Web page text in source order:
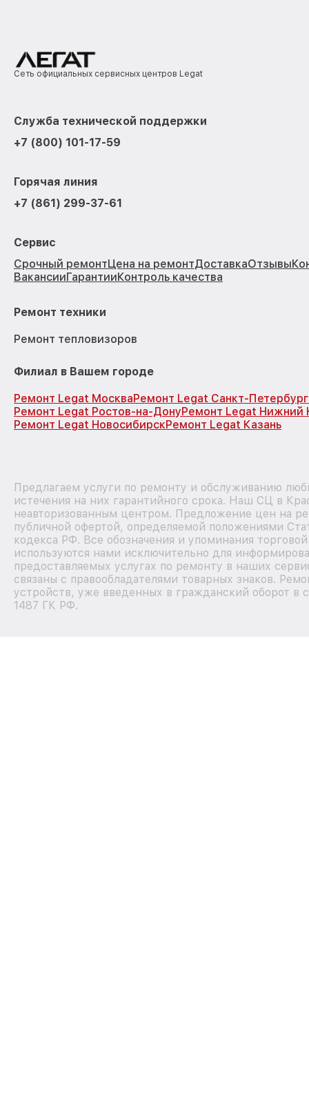
Сеть официальных сервисных центров Legat
Служба технической поддержки
+7 (800) 101-17-59
Горячая линия
+7 (861) 299-37-61
Сервис
Срочный ремонтЦена на ремонтДоставкаОтзывы
ВакансииГарантииКонтроль качества
Ремонт техники
Ремонт тепловизоров
Филиал в Вашем городе
Ремонт Legat МоскваРемонт Legat Санкт-Петербург
Ремонт Legat Ростов-на-ДонуРемонт Legat Нижний
Ремонт Legat НовосибирскРемонт Legat Казань
Предлагаем услуги по ремонту и обслуживанию
истечения на них гарантийного срока. Наш СЦ в
неавторизованным центром. Предложение цен на
публичной офертой, определяемой положениями
кодекса РФ. Все обозначения и упоминания
используются нами исключительно для
предоставляемых услугах по ремонту в наших
связаны с правообладателями товарных знаков.
устройств, уже введенных в гражданский оборот в
1487 ГК РФ.